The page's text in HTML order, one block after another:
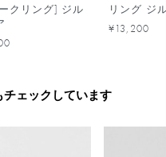
クリング] ジル
リング ジ
¥13,200
ェックしています